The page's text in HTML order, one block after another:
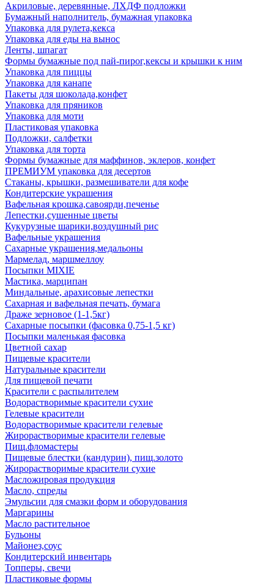
Акриловые, деревянные, ЛХДФ подложки
Бумажный наполнитель, бумажная упаковка
Упаковка для рулета,кекса
Упаковка для еды на вынос
Ленты, шпагат
Формы бумажные под пай-пирог,кексы и крышки к ним
Упаковка для пиццы
Упаковка для канапе
Пакеты для шоколада,конфет
Упаковка для пряников
Упаковка для моти
Пластиковая упаковка
Подложки, салфетки
Упаковка для торта
Формы бумажные для маффинов, эклеров, конфет
ПРЕМИУМ упаковка для десертов
Стаканы, крышки, размешиватели для кофе
Кондитерские украшения
Вафельная крошка,савоярди,печенье
Лепестки,сушенные цветы
Кукурузные шарики,воздушный рис
Вафельные украшения
Сахарные украшения,медальоны
Мармелад, маршмеллоу
Посыпки MIXIE
Мастика, марципан
Миндальные, арахисовые лепестки
Сахарная и вафельная печать, бумага
Драже зерновое (1-1,5кг)
Сахарные посыпки (фасовка 0,75-1,5 кг)
Посыпки маленькая фасовка
Цветной сахар
Пищевые красители
Натуральные красители
Для пищевой печати
Красители с распылителем
Водорастворимые красители сухие
Гелевые красители
Водорастворимые красители гелевые
Жирорастворимые красители гелевые
Пищ.фломастеры
Пищевые блестки (кандурин), пищ.золото
Жирорастворимые красители сухие
Масложировая продукция
Масло, спреды
Эмульсии для смазки форм и оборудования
Маргарины
Масло растительное
Бульоны
Майонез,соус
Кондитерский инвентарь
Топперы, свечи
Пластиковые формы